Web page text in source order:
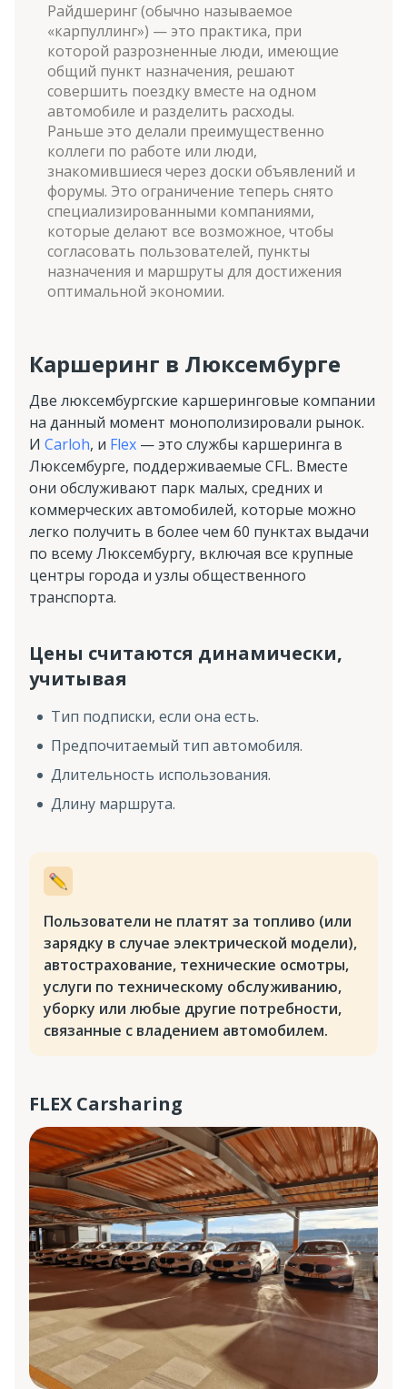
Райдшеринг (обычно называемое
«карпуллинг») — это практика, при
которой разрозненные люди, имеющие
общий пункт назначения, решают
совершить поездку вместе на одном
автомобиле и разделить расходы.
Раньше это делали преимущественно
коллеги по работе или люди,
знакомившиеся через доски объявлений и
форумы. Это ограничение теперь снято
специализированными компаниями,
которые делают все возможное, чтобы
согласовать пользователей, пункты
назначения и маршруты для достижения
оптимальной экономии.
Каршеринг в Люксембурге
Две люксембургские каршеринговые компании
на данный момент монополизировали рынок.
И Carloh, и Flex — это службы каршеринга в
Люксембурге, поддерживаемые CFL. Вместе
они обслуживают парк малых, средних и
коммерческих автомобилей, которые можно
легко получить в более чем 60 пунктах выдачи
по всему Люксембургу, включая все крупные
центры города и узлы общественного
транспорта.
Цены считаются динамически,
учитывая
Тип подписки, если она есть.
Предпочитаемый тип автомобиля.
Длительность использования.
Длину маршрута.
Пользователи не платят за топливо (или
зарядку в случае электрической модели),
автострахование, технические осмотры,
услуги по техническому обслуживанию,
уборку или любые другие потребности,
связанные с владением автомобилем.
FLEX Carsharing